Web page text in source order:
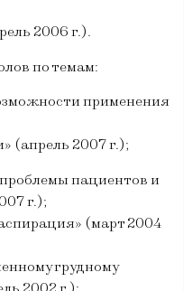
2006 г.).
по темам:
применения
(апрель 2007 г.);
пациентов и
г.);
(март 2004
грудному